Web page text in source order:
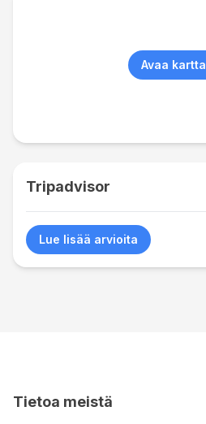
Avaa kartta
Tripadvisor
Lue lisää arvioita
Tietoa meistä